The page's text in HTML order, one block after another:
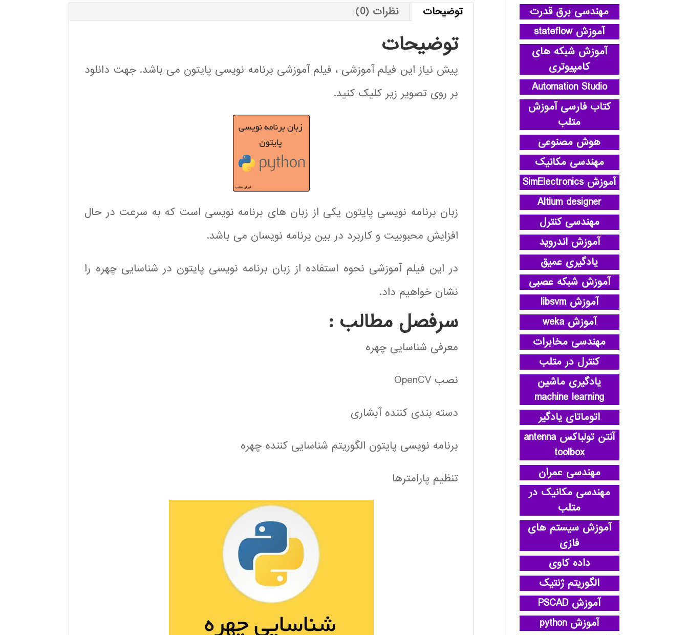
توضیحات نظرات (0)
توضیحات
پیش نیاز این فیلم آموزشی ، فیلم آموزشی برنامه نویسی پایتون می باشد. جهت دانلود
بر روی تصویر زیر کلیک کنید.
زبان برنامه نویسی پایتون یکی از زبان های برنامه نویسی است که به سرعت در حال
افزایش محبوبیت و کاربرد در بین برنامه نویسان می باشد.
در این فیلم آموزشی نحوه استفاده از زبان برنامه نویسی پایتون در شناسایی چهره را
نشان خواهیم داد.
سرفصل مطالب :
معرفی شناسایی چهره
نصب OpenCV
دسته بندی کننده آبشاری
برنامه نویسی پایتون الگوریتم شناسایی کننده چهره
تنظیم پارامترها
مهندسی برق قدرت
آموزش stateflow
آموزش شبکه های
کامپیوتری
Automation Studio
کتاب فارسی آموزش
متلب
هوش مصنوعی
مهندسی مکانیک
آموزش SimElectronics
Altium designer
مهندسی کنترل
آموزش اندروید
یادگیری عمیق
آموزش شبکه عصبی
آموزش libsvm
آموزش weka
مهندسی مخابرات
کنترل در متلب
یادگیری ماشین
machine learning
اتوماتای یادگیر
آنتن تولباکس antenna
toolbox
مهندسی عمران
مهندسی مکانیک در
متلب
آموزش سیستم های
فازی
داده کاوی
الگوریتم ژنتیک
آموزش PSCAD
آموزش python